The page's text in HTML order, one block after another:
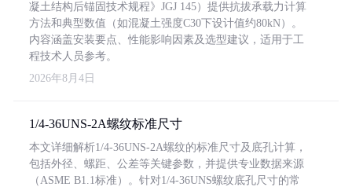
凝土结构后锚固技术规程》JGJ 145）提供抗拔承载力计算
方法和典型数值（如混凝土强度C30下设计值约80kN）。
内容涵盖安装要点、性能影响因素及选型建议，适用于工
程技术人员参考。
2026年8月4日
1/4-36UNS-2A螺纹标准尺寸
本文详细解析1/4-36UNS-2A螺纹的标准尺寸及底孔计算，
包括外径、螺距、公差等关键参数，并提供专业数据来源
（ASME B1.1标准）。针对1/4-36UNS螺纹底孔尺寸的常